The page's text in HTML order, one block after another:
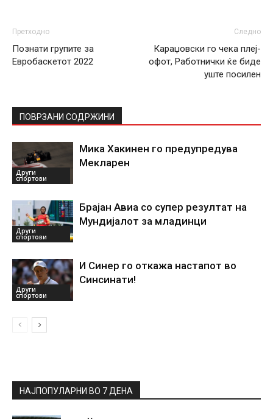
Претходно
Познати групите за
Евробаскетот 2022
Следно
Караџовски го чека плеј-
офот, Работнички ќе биде
уште посилен
ПОВРЗАНИ СОДРЖИНИ
Други
спортови
Мика Хакинен го предупредува
Мекларен
Други
спортови
Брајан Авиа со супер резултат на
Мундијалот за младинци
Други
спортови
И Синер го откажа настапот во
Синсинати!
НАЈПОПУЛАРНИ ВО 7 ДЕНА